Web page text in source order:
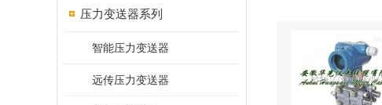
压力变送器系列
智能压力变送器
远传压力变送器